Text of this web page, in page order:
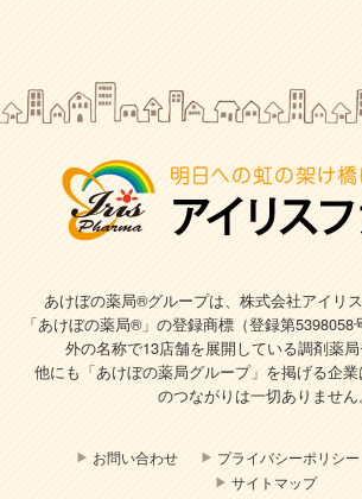
あけぼの薬局®グループは、株式会社アイリ
「あけぼの薬局®」の登録商標（登録第5398058
外の名称で13店舗を展開している調剤薬局
他にも「あけぼの薬局グループ」を掲げる企業
のつながりは一切ありません。
お問い合わせ プライバシーポリシー
サイトマップ